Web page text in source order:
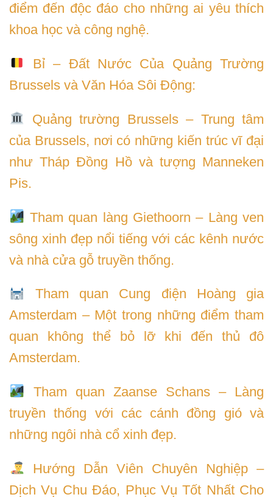
điểm đến độc đáo cho những ai yêu thích
khoa học và công nghệ.
Bỉ – Đất Nước Của Quảng Trường
Brussels và Văn Hóa Sôi Động:
Quảng trường Brussels – Trung tâm
của Brussels, nơi có những kiến trúc vĩ đại
như Tháp Đồng Hồ và tượng Manneken
Pis.
Tham quan làng Giethoorn – Làng ven
sông xinh đẹp nổi tiếng với các kênh nước
và nhà cửa gỗ truyền thống.
Tham quan Cung điện Hoàng gia
Amsterdam – Một trong những điểm tham
quan không thể bỏ lỡ khi đến thủ đô
Amsterdam.
Tham quan Zaanse Schans – Làng
truyền thống với các cánh đồng gió và
những ngôi nhà cổ xinh đẹp.
Hướng Dẫn Viên Chuyên Nghiệp –
Dịch Vụ Chu Đáo, Phục Vụ Tốt Nhất Cho